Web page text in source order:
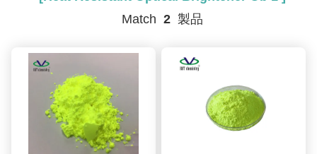
Match 2製品